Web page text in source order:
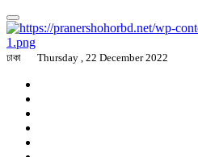
ঢাকা Thursday , 22 December 2022